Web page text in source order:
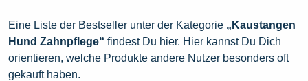
Eine Liste der Bestseller unter der Kategorie „Kaustangen
Hund Zahnpflege“ findest Du hier. Hier kannst Du Dich
orientieren, welche Produkte andere Nutzer besonders oft
gekauft haben.